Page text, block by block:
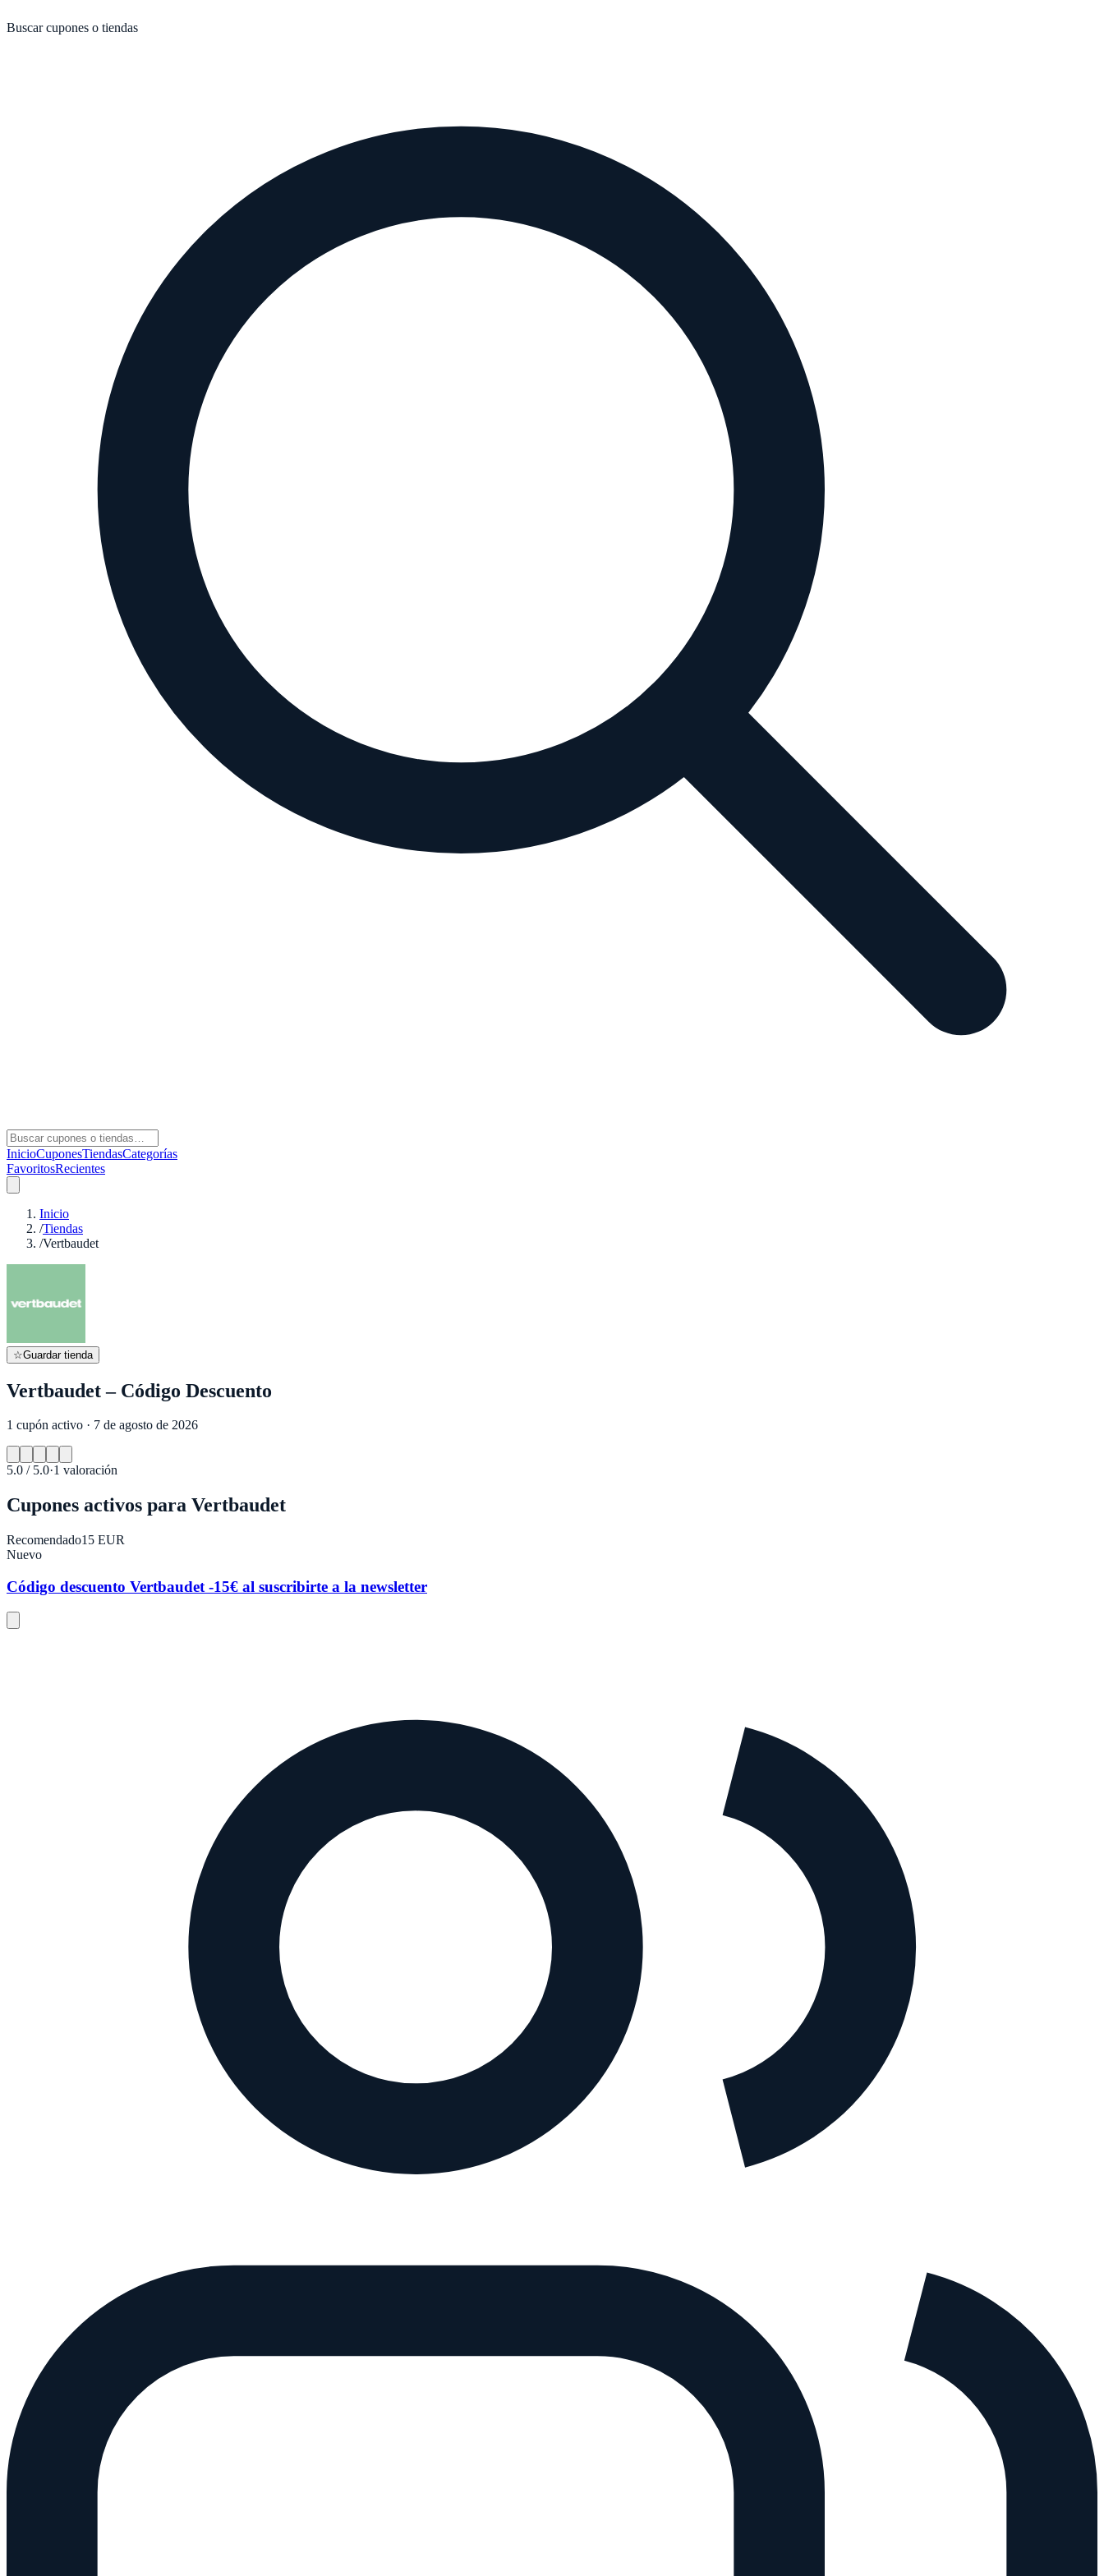
Buscar cupones o tiendas
InicioCuponesTiendasCategorías
FavoritosRecientes
Inicio
/Tiendas
/Vertbaudet
☆Guardar tienda
Vertbaudet – Código Descuento
1 cupón activo · 7 de agosto de 2026
5.0 / 5.0·1 valoración
Cupones activos para Vertbaudet
Recomendado15 EUR
Nuevo
Código descuento Vertbaudet -15€ al suscribirte a la newsletter